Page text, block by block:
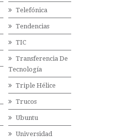
Telefónica
Tendencias
TIC
Transferencia De
Tecnología
Triple Hélice
Trucos
Ubuntu
Universidad